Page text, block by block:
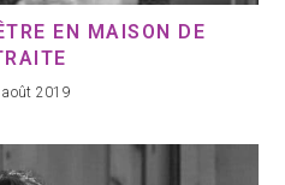
EN MAISON DE
2019